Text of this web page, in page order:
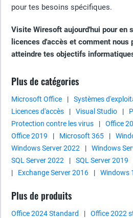
pour tes besoins spécifiques.
Visite Wiresoft aujourd'hui pour en
licences d'accès et comment nous
atteindre tes objectifs
Plus de catégories
Microsoft Office | Systèmes
Licences d'accès
| Visual Studio |
Protection contre les virus
| Office
Office 2019
| Microsoft 365 |
Windows Server 2022
| Windows
SQL Server 2022
| SQL Server 2019
|
Exchange Server 2016 | Windows
Plus de produits
Office 2024 Standard | Office 2022